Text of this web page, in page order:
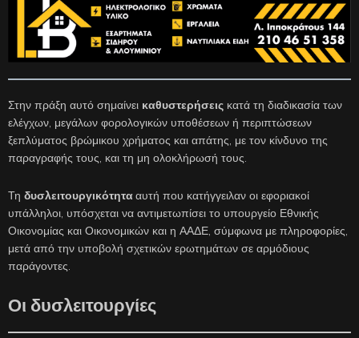
Στην πράξη αυτό σημαίνει καθυστερήσεις κατά τη διαδικασία των
ελέγχων, μεγάλων φορολογικών υποθέσεων ή περιπτώσεων
ξεπλύματος βρώμικου χρήματος και απάτης, με τον κίνδυνο της
παραγραφής τους, και τη μη ολοκλήρωσή τους.
Τη δυσλειτουργικότητααυτή που κατήγγειλαν οι εφοριακοί
υπάλληλοι, υπόσχεται να αντιμετωπίσει το υπουργείο Εθνικής
Οικονομίας και Οικονομικών και η ΑΑΔΕ, σύμφωνα με πληροφορίες,
μετά από την υποβολή σχετικών ερωτημάτων σε αρμόδιους
παράγοντες.
Οι δυσλειτουργίες